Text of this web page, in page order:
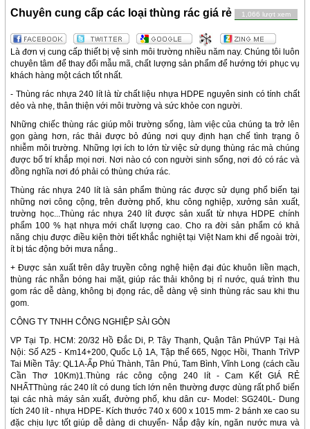
Chuyên cung cấp các loại thùng rác giá rẻ 1,066 lượt xem
Là đơn vị cung cấp thiết bị vệ sinh môi trường nhiều năm nay. Chúng tôi luôn
chuyên tâm để thay đổi mẫu mã, chất lượng sản phẩm để hướng tới phục vụ
khách hàng một cách tốt nhất.
- Thùng rác nhựa 240 lít là từ chất liệu nhựa HDPE nguyên sinh có tính chất
dẻo và nhẹ, thân thiện với môi trường và sức khỏe con người.
Những chiếc thùng rác giúp môi trường sống, làm việc của chúng ta trở lên
gọn gàng hơn, rác thải được bỏ đúng nơi quy định hạn chế tình trạng ô
nhiễm môi trường. Những lợi ích to lớn từ việc sử dụng thùng rác mà chúng
được bố trí khắp mọi nơi. Nơi nào có con người sinh sống, nơi đó có rác và
đồng nghĩa nơi đó phải có thùng chứa rác.
Thùng rác nhựa 240 lít là sản phẩm thùng rác được sử dụng phổ biến tại
những nơi công cộng, trên đường phố, khu công nghiệp, xưởng sản xuất,
trường học...Thùng rác nhựa 240 lít được sản xuất từ nhựa HDPE chính
phẩm 100 % hạt nhựa mới chất lượng cao. Cho ra đời sản phẩm có khả
năng chịu được điều kiện thời tiết khắc nghiệt tại Việt Nam khi để ngoài trời,
ít bị tác động bởi mưa nắng..
+ Được sản xuất trên dây truyền công nghệ hiện đại đúc khuôn liền mạch,
thùng rác nhẵn bóng hai mặt, giúp rác thải không bị rỉ nước, quá trình thu
gom rác dễ dàng, không bị đọng rác, dễ dàng vệ sinh thùng rác sau khi thu
gom.
CÔNG TY TNHH CÔNG NGHIỆP SÀI GÒN
VP Tại Tp. HCM: 20/32 Hồ Đắc Di, P. Tây Thạnh, Quận Tân PhúVP Tại Hà
Nội: Số A25 - Km14+200, Quốc Lộ 1A, Tập thể 665, Ngọc Hồi, Thanh TrìVP
Tai Miền Tây: QL1A-Ấp Phú Thành, Tân Phú, Tam Bình, Vĩnh Long (cách cầu
Cần Thơ 10Km)1.Thùng rác công cộng 240 lít - Cam Kết GIÁ RẺ
NHẤTThùng rác 240 lít có dung tích lớn nên thường được dùng rất phổ biến
tại các nhà máy sản xuất, đường phố, khu dân cư- Model: SG240L- Dung
tích 240 lít - nhựa HDPE- Kích thước 740 x 600 x 1015 mm- 2 bánh xe cao su
đặc chịu lực tốt giúp dễ dàng di chuyển- Nắp đậy kín, ngăn nước mưa và